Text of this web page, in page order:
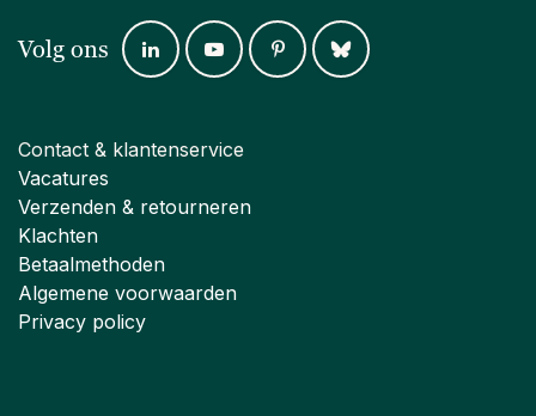
Volg ons
Contact & klantenservice
Vacatures
Verzenden & retourneren
Klachten
Betaalmethoden
Algemene voorwaarden
Privacy policy